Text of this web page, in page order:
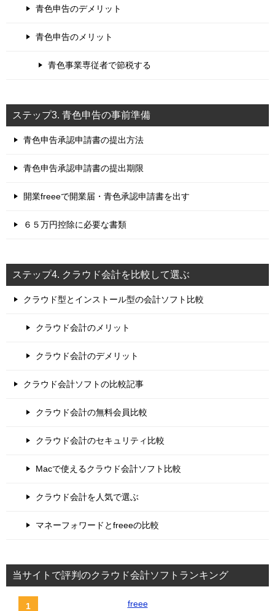
青色申告のデメリット
青色申告のメリット
青色事業専従者で節税する
ステップ3. 青色申告の事前準備
青色申告承認申請書の提出方法
青色申告承認申請書の提出期限
開業freeeで開業届・青色承認申請書を出す
６５万円控除に必要な書類
ステップ4. クラウド会計を比較して選ぶ
クラウド型とインストール型の会計ソフト比較
クラウド会計のメリット
クラウド会計のデメリット
クラウド会計ソフトの比較記事
クラウド会計の無料会員比較
クラウド会計のセキュリティ比較
Macで使えるクラウド会計ソフト比較
クラウド会計を人気で選ぶ
マネーフォワードとfreeeの比較
当サイトで評判のクラウド会計ソフトランキング
freee